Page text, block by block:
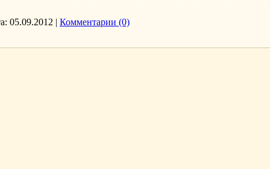
05.09.2012 | Комментарии (0)